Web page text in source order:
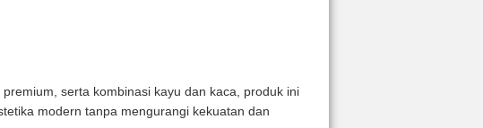
serta kombinasi kayu dan kaca, produk ini
modern tanpa mengurangi kekuatan dan